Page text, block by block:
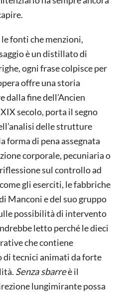
fonti che menzioni,
è un distillato di
ogni frase colpisce per
offre una storia
dalla fine dell’Ancien
secolo, porta il segno
delle strutture
forma di pena assegnata
corporale, pecuniaria o
sul controllo ad
gli eserciti, le fabbriche
Manconi e del suo gruppo
possibilità di intervento
letto perché le dieci
che contiene
di tecnici animati da forte
Senza sbarreè il
lungimirante possa